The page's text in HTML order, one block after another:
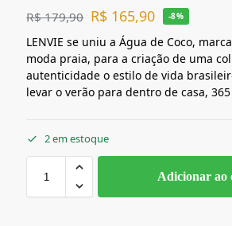
R$179,90 R$ 165,90 -8%
LENVIE se uniu a Água de Coco,
moda praia, para a criação de uma
autenticidade o estilo de vida
levar o verão para dentro de casa,
2 em estoque
Adicionar ao